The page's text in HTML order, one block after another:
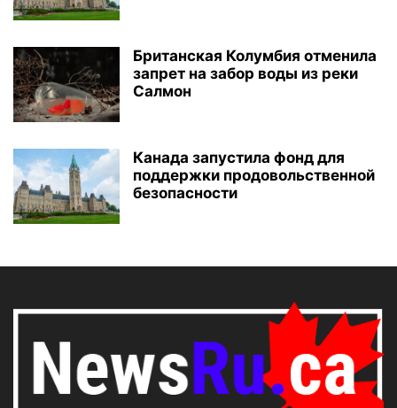
Британская Колумбия отменила
запрет на забор воды из реки
Салмон
Канада запустила фонд для
поддержки продовольственной
безопасности